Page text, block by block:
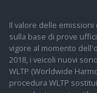
Il valore delle
sulla base di prove
vigore al momento
2018, i veicoli nuovi
WLTP (Worldwide
procedura WLTP